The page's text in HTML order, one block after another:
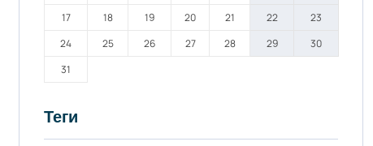
17
18 19 20 21 22
23
24
25 26 27 28 29
30
31
Теги